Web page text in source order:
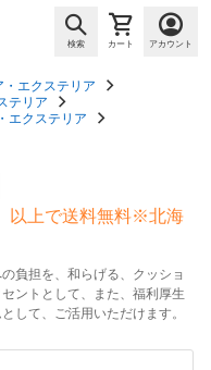
検索 カート アカウント
エクステリア
テリア
エクステリア
以上で送料無料※北海
負担を、和らげる、クッショ
ントとして、また、福利厚生
して、ご活用いただけます。